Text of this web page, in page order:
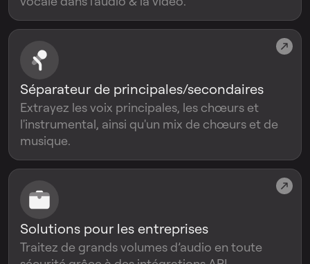
Solutions pour les entreprises
Traitez de grands volumes d’audio en toute
Séparateur de principales/secondaires
Extrayez les voix principales, les chœurs et
l'instrumental, ainsi qu'un mix de chœurs et de
musique.